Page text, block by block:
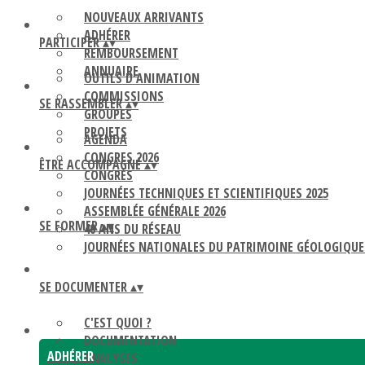
NOUVEAUX ARRIVANTS
ADHÉRER
REMBOURSEMENT
ANNUAIRE
PARTICIPER▴▾
OUTILS D'ANIMATION
COMMISSIONS
GROUPES
PROJETS
SE RASSEMBLER▴▾
AGENDA
CONGRES 2026
CONGRÈS
JOURNÉES TECHNIQUES ET SCIENTIFIQUES 2025
ASSEMBLÉE GÉNÉRALE 2026
40 ANS DU RÉSEAU
JOURNÉES NATIONALES DU PATRIMOINE
ÊTRE ACCOMPAGNÉ▴▾
SE FORMER▴▾
SE DOCUMENTER▴▾
C'EST QUOI ?
DOCUMENTATION
ANALYSES
ADHÉRER